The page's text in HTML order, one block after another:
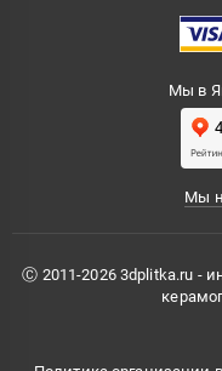
Мы в
Мы
Ⓒ 2011-2026 3dplitka.ru -